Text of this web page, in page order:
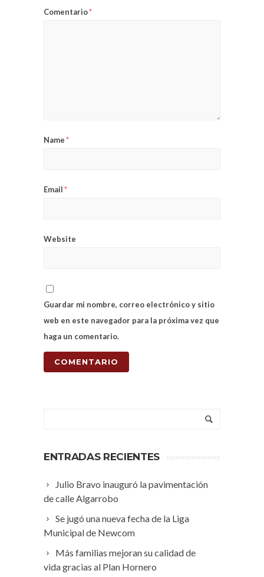
Comentario*
Name*
Email*
Website
Guardar mi nombre, correo electrónico y sitio
web en este navegador para la próxima vez que
haga un comentario.
ENTRADAS RECIENTES
Julio Bravo inauguró la pavimentación
de calle Algarrobo
Se jugó una nueva fecha de la Liga
Municipal de Newcom
Más familias mejoran su calidad de
vida gracias al Plan Hornero